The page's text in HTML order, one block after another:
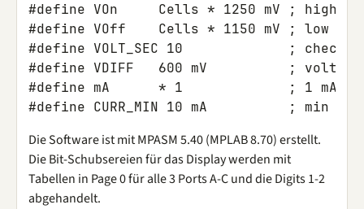
#define VOn     Cells * 1250 mV ; high
#define VOff    Cells * 1150 mV ; low
#define VOLT_SEC 10             ; check
#define VDIFF   600 mV          ;
#define mA      * 1             ; 1 mA /
#define CURR_MIN 10 mA          ; min
Die Software ist mit MPASM 5.40 (MPLAB 8.70) erstellt.
Die Bit-Schubsereien für das Display werden mit
Tabellen in Page 0 für alle 3 Ports A-C und die Digits 1-2
abgehandelt.